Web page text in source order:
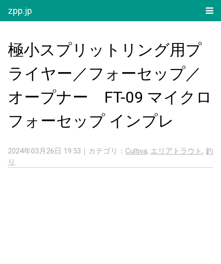
zpp.jp
極小スプリットリング用プ
ライヤー／フォーセップ／
オープナー FT-09 マイクロ
フォーセップ インプレ
2024年03月26日 19:53｜カテゴリ： Cultiva, エリアトラウト , 釣
り